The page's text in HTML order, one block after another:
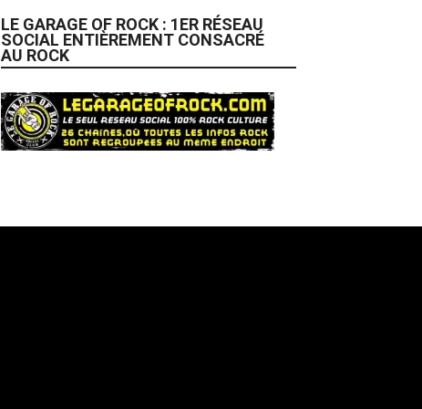
LE GARAGE OF ROCK : 1ER RÉSEAU
SOCIAL ENTIÈREMENT CONSACRÉ
AU ROCK